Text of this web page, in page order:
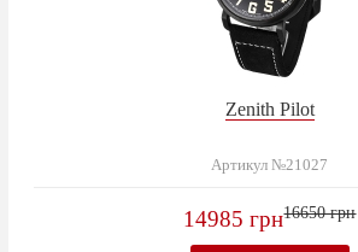
Zenith Pilot
Артикул №21027
14985 грн16650 грн